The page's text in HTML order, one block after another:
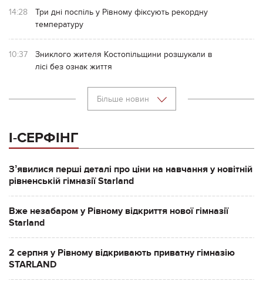
14:28
Три дні поспіль у Рівному фіксують рекордну
температуру
10:37
Зниклого жителя Костопільщини розшукали в
лісі без ознак життя
Більше новин
І-СЕРФІНГ
Зʼявилися перші деталі про ціни на навчання у новітній
рівненській гімназії Starland
Вже незабаром у Рівному відкриття нової гімназії
Starland
2 серпня у Рівному відкривають приватну гімназію
STARLAND